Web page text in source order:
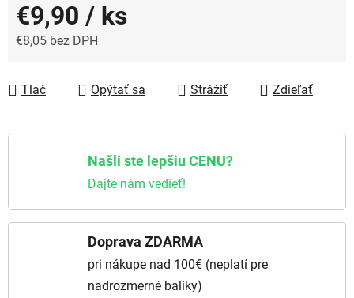
€9,90 / ks
€8,05 bez DPH
Tlač
Opýtať sa Strážiť Zdieľať
Našli ste lepšiu CENU?
Dajte nám vedieť!
Doprava ZDARMA
pri nákupe nad 100€ (neplatí pre
nadrozmerné balíky)